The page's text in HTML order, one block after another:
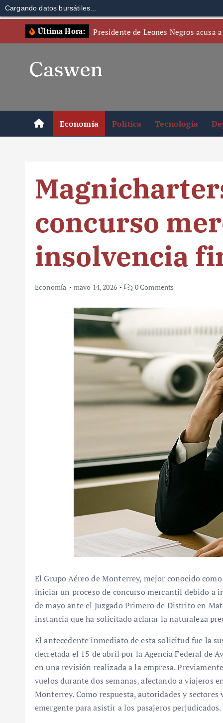
Cargando datos bursátiles...
Última Hora: Presidente de Leones Negros acusa
Economía Política Tecnología
concurso
insolvencia
Economía mayo 14, 2026 0 Comments
El Grupo Aéreo de Monterrey, mejor conocido
iniciar un proceso de concurso mercantil debido a
de mayo ante el Juzgado Primero de Distrito en
instancia que ha solicitado aclarar la naturaleza
El antecedente inmediato de esta solicitud fue la
decretada el 15 de abril por la Agencia Federal de
en una revisión realizada a la empresa.
vuelos durante dos semanas, afectando a viajeros
Monterrey. Como respuesta, autoridades y
emergente para asistir a los pasajeros perjudicados.